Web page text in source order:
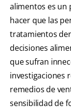
alimentos es un
hacer que las
tratamientos
decisiones
que sufran
investigaciones
remedios de
sensibilidad de